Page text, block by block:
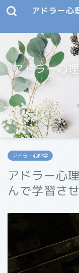
アドラー心
アドラー心
アドラー心理学
アドラー心
んで学習さ